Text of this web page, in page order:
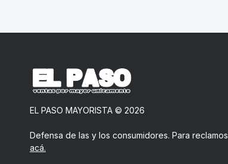
EL PASO MAYORISTA © 2026
Defensa de las y los consumidores. Para reclamos
acá.